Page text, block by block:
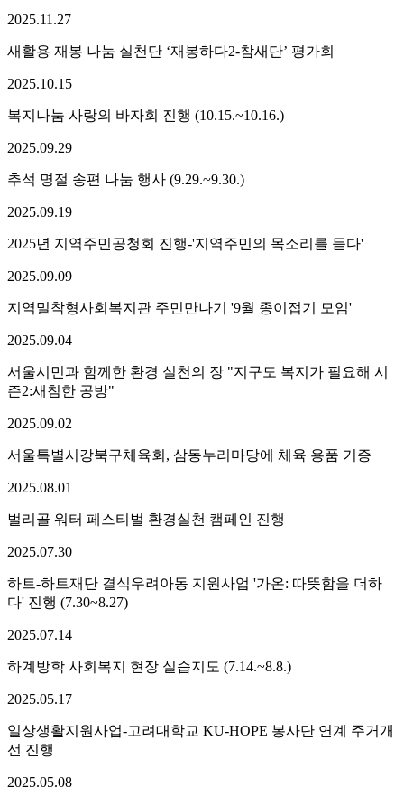
2025.11.27
새활용 재봉 나눔 실천단 ‘재봉하다2-참새단’ 평가회
2025.10.15
복지나눔 사랑의 바자회 진행 (10.15.~10.16.)
2025.09.29
추석 명절 송편 나눔 행사 (9.29.~9.30.)
2025.09.19
2025년 지역주민공청회 진행-'지역주민의 목소리를 듣다'
2025.09.09
지역밀착형사회복지관 주민만나기 '9월 종이접기 모임'
2025.09.04
서울시민과 함께한 환경 실천의 장 "지구도 복지가 필요해 시
즌2:새침한 공방"
2025.09.02
서울특별시강북구체육회, 삼동누리마당에 체육 용품 기증
2025.08.01
벌리골 워터 페스티벌 환경실천 캠페인 진행
2025.07.30
하트-하트재단 결식우려아동 지원사업 '가온: 따뜻함을 더하
다' 진행 (7.30~8.27)
2025.07.14
하계방학 사회복지 현장 실습지도 (7.14.~8.8.)
2025.05.17
일상생활지원사업-고려대학교 KU-HOPE 봉사단 연계 주거개
선 진행
2025.05.08